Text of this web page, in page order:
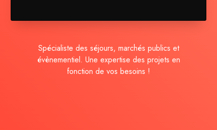
Spécialiste des séjours, marchés publics et
évènementiel. Une expertise des projets en
fonction de vos besoins !